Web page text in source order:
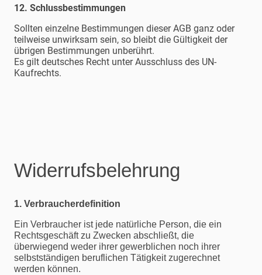
12. Schlussbestimmungen
Sollten einzelne Bestimmungen dieser AGB ganz oder
teilweise unwirksam sein, so bleibt die Gültigkeit der
übrigen Bestimmungen unberührt.
Es gilt deutsches Recht unter Ausschluss des UN-
Kaufrechts.
Widerrufsbelehrung
1. Verbraucherdefinition
Ein Verbraucher ist jede natürliche Person, die ein
Rechtsgeschäft zu Zwecken abschließt, die
überwiegend weder ihrer gewerblichen noch ihrer
selbstständigen beruflichen Tätigkeit zugerechnet
werden können.